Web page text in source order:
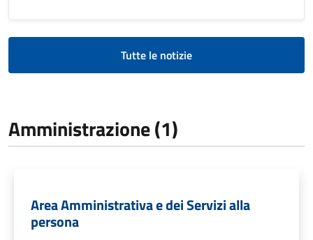
Tutte le notizie
Amministrazione (1)
Area Amministrativa e dei Servizi alla
persona